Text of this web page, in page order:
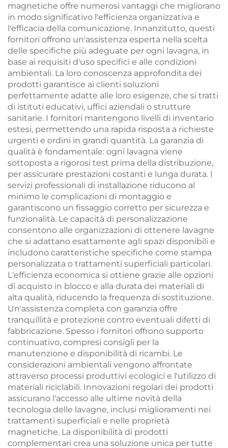
magnetiche offre numerosi vantaggi che migliorano
in modo significativo l'efficienza organizzativa e
l'efficacia della comunicazione. Innanzitutto, questi
fornitori offrono un'assistenza esperta nella scelta
delle specifiche più adeguate per ogni lavagna, in
base ai requisiti d'uso specifici e alle condizioni
ambientali. La loro conoscenza approfondita dei
prodotti garantisce ai clienti soluzioni
perfettamente adatte alle loro esigenze, che si tratti
di istituti educativi, uffici aziendali o strutture
sanitarie. I fornitori mantengono livelli di inventario
estesi, permettendo una rapida risposta a richieste
urgenti e ordini in grandi quantità. La garanzia di
qualità è fondamentale: ogni lavagna viene
sottoposta a rigorosi test prima della distribuzione,
per assicurare prestazioni costanti e lunga durata. I
servizi professionali di installazione riducono al
minimo le complicazioni di montaggio e
garantiscono un fissaggio corretto per sicurezza e
funzionalità. Le capacità di personalizzazione
consentono alle organizzazioni di ottenere lavagne
che si adattano esattamente agli spazi disponibili e
includono caratteristiche specifiche come stampa
personalizzata o trattamenti superficiali particolari.
L'efficienza economica si ottiene grazie alle opzioni
di acquisto in blocco e alla durata dei materiali di
alta qualità, riducendo la frequenza di sostituzione.
Un'assistenza completa con garanzia offre
tranquillità e protezione contro eventuali difetti di
fabbricazione. Spesso i fornitori offrono supporto
continuativo, compresi consigli per la
manutenzione e disponibilità di ricambi. Le
considerazioni ambientali vengono affrontate
attraverso processi produttivi ecologici e l'utilizzo di
materiali riciclabili. Innovazioni regolari dei prodotti
assicurano l'accesso alle ultime novità della
tecnologia delle lavagne, inclusi miglioramenti nei
trattamenti superficiali e nelle proprietà
magnetiche. La disponibilità di prodotti
complementari crea una soluzione unica per tutte